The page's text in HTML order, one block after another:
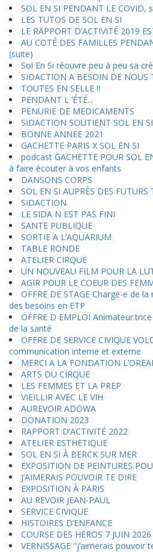
SOL EN SI PENDANT LE COVID,
LES TUTOS DE SOL EN SI
LE RAPPORT D’ACTIVITÉ 2019
AU COTÉ DES FAMILLES
(suite)
Sol En Si réouvre peu à peu sa
SIDACTION A BESOIN DE NOUS
TOUTES EN SELLE !!
PENDANT L ’ÉTÉ...
PENURIE DE MEDICAMENTS
SIDACTION SOUTIENT SOL EN
BONNE ANNEE 2021
GACHETTE PARIS X SOL EN SI
podcast GACHETTE POUR SOL
à faire écouter à vos enfants
DANSONS CORPS
SOL EN SI AUPRÈS DES FUTURS
SIDACTION
LE SIDA N EST PAS FINI
SANTE PUBLIQUE
SORTIE A L’AQUARIUM
TABLE RONDE
ATELIER CIRQUE
UN NOUVEAU FILM POUR LA
AGIR POUR LE COEUR DES
OFFRE DE STAGE Chargé-e de
des besoins en ETP
OFFRE D EMPLOI
de la santé
OFFRE DE SERVICE CIVIQUE
communication interne et externe
MERCI A LA FONDATION
ARTS DU CIRQUE
LES FEMMES ET LA PREP
VIEILLIR AVEC LE VIH
AUREVOIR ADOWA
DONATION 2023
RAPPORT D’ACTIVITÉ 2022
ATELIER ESTHETIQUE
SOL EN SI À BERCK SUR MER
EXPOSITION DE PEINTURES
J’AIMERAIS POUVOIR TE DIRE
EXPOSITION À PARIS
AU REVOIR JEAN-PAUL
SERVICE CIVIQUE
HISTOIRES D’ENFANCE
COURSE DES HEROS 7 JUIN 2026
VERNISSAGE "j’aimerais pouvoir